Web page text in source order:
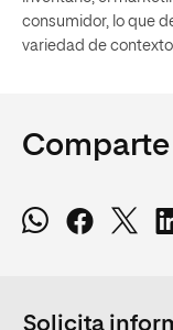
consumidor, lo que
variedad de
Solicita